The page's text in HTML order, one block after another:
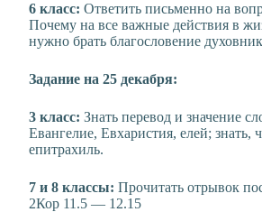
6 класс: Ответить письменно на
Почему на все важные действия в
нужно брать благословение
Задание на 25 декабря:
3 класс: Знать перевод и значение
Евангелие, Евхаристия, елей; знать,
епитрахиль.
7 и 8 классы: Прочитать отрывок
2Кор 11.5 — 12.15